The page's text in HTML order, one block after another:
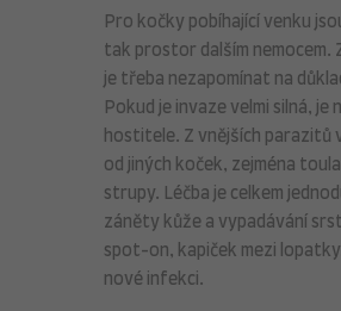
Pro kočky pobíhající venku
tak prostor dalším
je třeba nezapomínat na
Pokud je invaze velmi silná,
hostitele. Z vnějších parazitů
od jiných koček, zejména
strupy. Léčba je celkem
záněty kůže a vypadávání
spot-on, kapiček mezi
nové infekci.